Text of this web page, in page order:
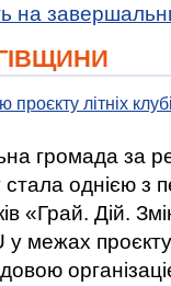
на
проєкту літніх
громада за
стала однією
«Грай. Дій.
у межах